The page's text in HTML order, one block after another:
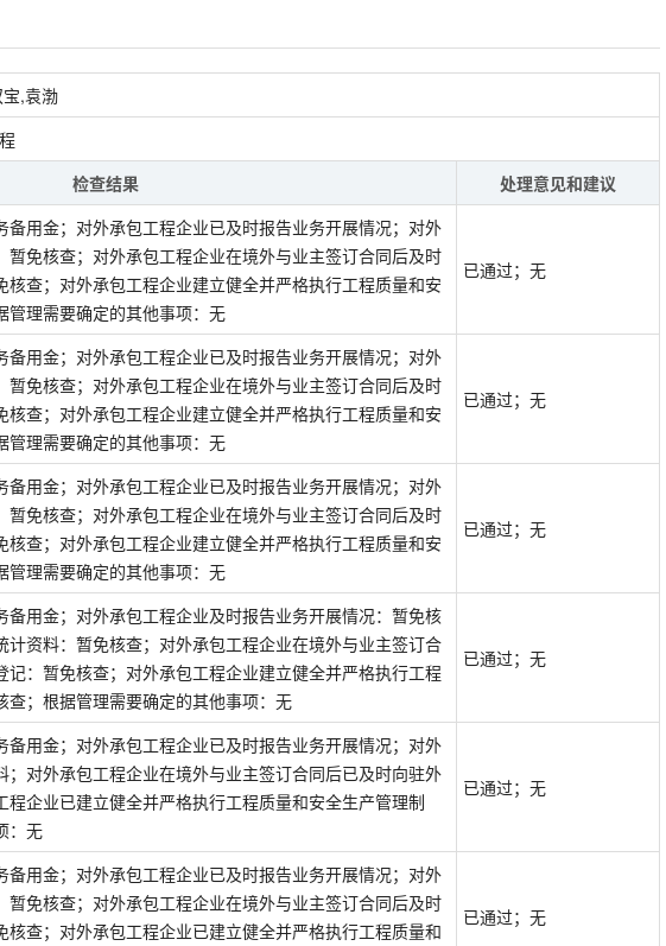
,袁渤
检查结果 处理意见和建议
备用金；对外承包工程企业已及时报告业务开展情况；对外
免核查；对外承包工程企业在境外与业主签订合同后及时
核查；对外承包工程企业建立健全并严格执行工程质量和安
管理需要确定的其他事项：无
已通过；无
备用金；对外承包工程企业已及时报告业务开展情况；对外
免核查；对外承包工程企业在境外与业主签订合同后及时
核查；对外承包工程企业建立健全并严格执行工程质量和安
管理需要确定的其他事项：无
已通过；无
备用金；对外承包工程企业已及时报告业务开展情况；对外
免核查；对外承包工程企业在境外与业主签订合同后及时
核查；对外承包工程企业建立健全并严格执行工程质量和安
管理需要确定的其他事项：无
已通过；无
备用金；对外承包工程企业及时报告业务开展情况：暂免核
资料：暂免核查；对外承包工程企业在境外与业主签订合
记：暂免核查；对外承包工程企业建立健全并严格执行工程
查；根据管理需要确定的其他事项：无
已通过；无
备用金；对外承包工程企业已及时报告业务开展情况；对外
对外承包工程企业在境外与业主签订合同后已及时向驻外
企业已建立健全并严格执行工程质量和安全生产管理制
：无
已通过；无
备用金；对外承包工程企业已及时报告业务开展情况；对外
免核查；对外承包工程企业在境外与业主签订合同后及时
核查；对外承包工程企业已建立健全并严格执行工程质量和
已通过；无